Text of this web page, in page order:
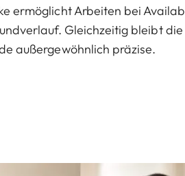
ermöglicht Arbeiten bei
Gleichzeitig bleibt
außergewöhnlich präzise.